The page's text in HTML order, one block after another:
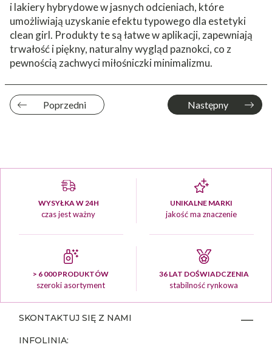
ilakiery hybrydowew jasnych odcieniach, które
umożliwiają uzyskanie efektu typowego dla estetyki
clean girl. Produkty te są łatwe w aplikacji, zapewniają
trwałość i piękny, naturalny wygląd paznokci, co z
pewnością zachwyci miłośniczki minimalizmu.
Poprzedni Następny
WYSYŁKA W 24H
czas jest ważny
UNIKALNE MARKI
jakość ma znaczenie
> 6 000 PRODUKTÓW
szeroki asortyment
36 LAT DOŚWIADCZENIA
stabilność rynkowa
SKONTAKTUJ SIĘ Z NAMI
INFOLINIA: